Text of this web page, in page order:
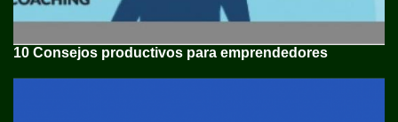
10 Consejos productivos para emprendedores